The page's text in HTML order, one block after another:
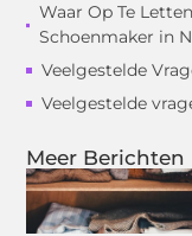
Waar Op Te
Schoenmaker in
Veelgestelde
Veelgestelde
Meer Berichten